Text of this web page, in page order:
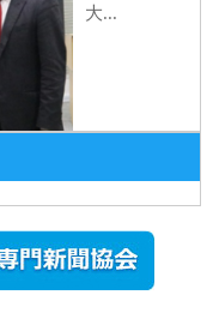
大...
2026年8月5日
更新
農工大で大